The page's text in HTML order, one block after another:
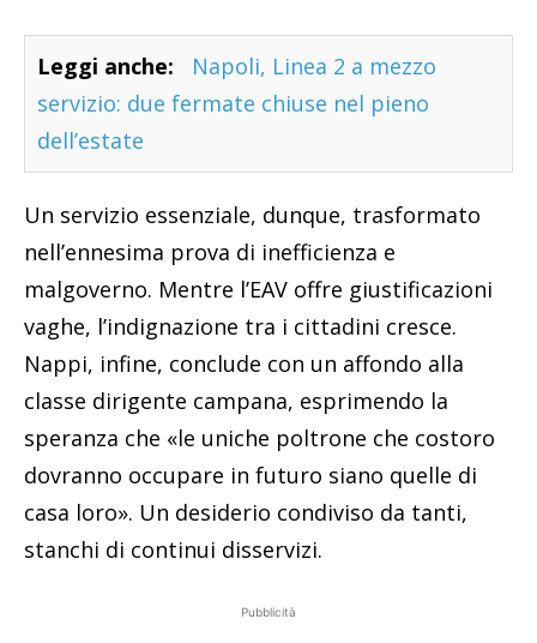
Leggi anche:
Napoli, Linea 2 a mezzo
servizio: due fermate chiuse nel pieno
dell’estate
Un servizio essenziale, dunque, trasformato
nell’ennesima prova di inefficienza e
malgoverno. Mentre l’EAV offre giustificazioni
vaghe, l’indignazione tra i cittadini cresce.
Nappi, infine, conclude con un affondo alla
classe dirigente campana, esprimendo la
speranza che «le uniche poltrone che costoro
dovranno occupare in futuro siano quelle di
casa loro». Un desiderio condiviso da tanti,
stanchi di continui disservizi.
Pubblicità